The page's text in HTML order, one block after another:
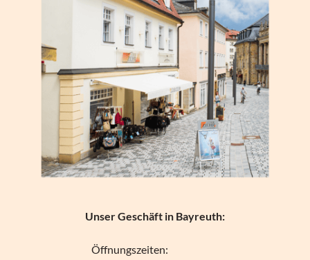
Unser Geschäft in Bayreuth:
Öffnungszeiten: